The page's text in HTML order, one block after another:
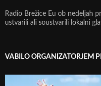
Radio Brežice Eu ob nedeljah
ustvarili ali soustvarili lokalni
VABILO ORGANIZATORJEM